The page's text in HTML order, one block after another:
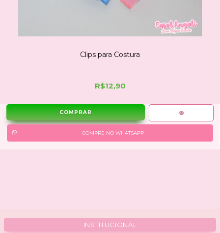
Clips para Costura
R$12,90
COMPRE NO WHATSAPP
INSTITUCIONAL